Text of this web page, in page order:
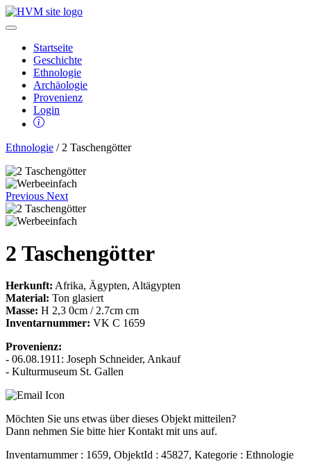
Startseite
Geschichte
Ethnologie
Archäologie
Provenienz
Login
Ethnologie / 2 Taschengötter
Previous Next
2 Taschengötter
Herkunft: Afrika, Ägypten, Altägypten
Material: Ton glasiert
Masse: H 2,3 0cm / 2.7cm cm
Inventarnummer: VK C 1659
Provenienz:
- 06.08.1911: Joseph Schneider, Ankauf
- Kulturmuseum St. Gallen
Möchten Sie uns etwas über dieses Objekt mitteilen?
Dann nehmen Sie bitte hier Kontakt mit uns auf.
Inventarnummer : 1659, ObjektId : 45827, Kategorie : Ethnologie